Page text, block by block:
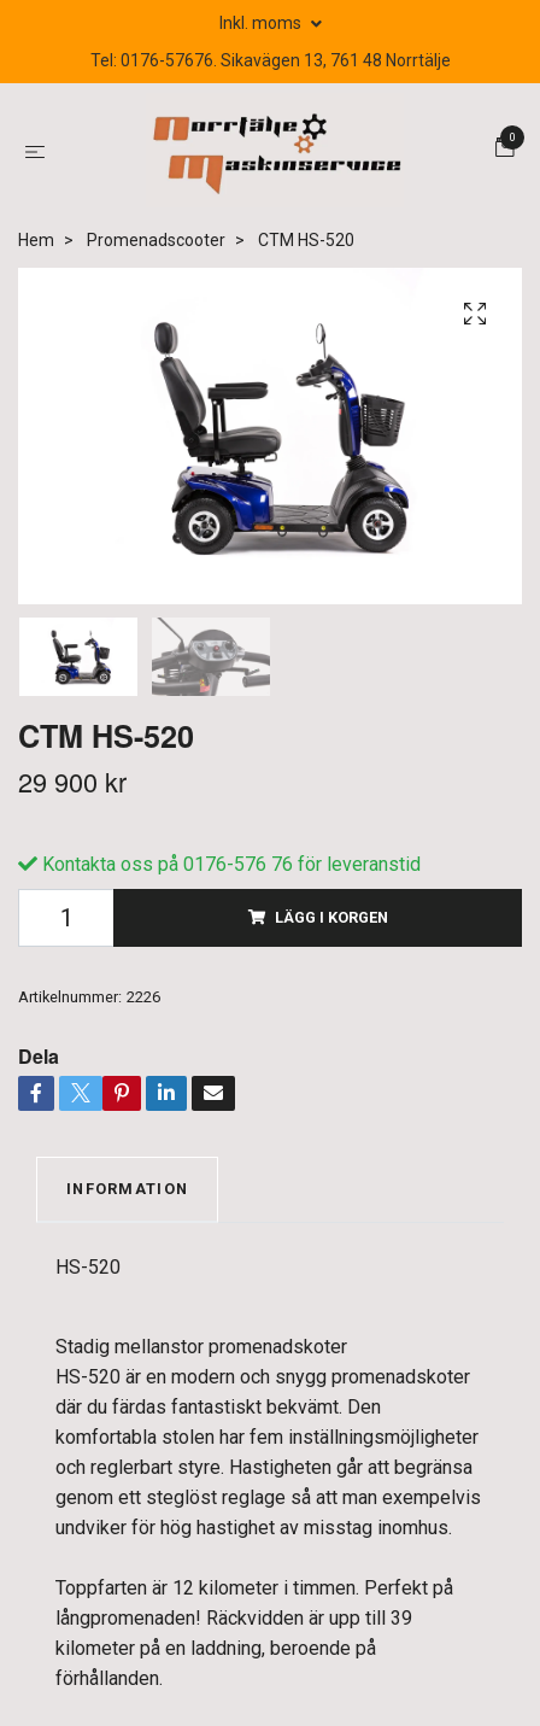
Inkl. moms
Tel: 0176-57676. Sikavägen 13, 761 48 Norrtälje
0
Hem Promenadscooter CTM HS-520
CTM HS-520
29 900 kr
Kontakta oss på 0176-576 76 för leveranstid
LÄGG I KORGEN
Artikelnummer: 2226
Dela
INFORMATION
HS-520
Stadig mellanstor promenadskoter
HS-520 är en modern och snygg promenadskoter
där du färdas fantastiskt bekvämt. Den
komfortabla stolen har fem inställningsmöjligheter
och reglerbart styre. Hastigheten går att begränsa
genom ett steglöst reglage så att man exempelvis
undviker för hög hastighet av misstag inomhus.
Toppfarten är 12 kilometer i timmen. Perfekt på
långpromenaden! Räckvidden är upp till 39
kilometer på en laddning, beroende på
förhållanden.